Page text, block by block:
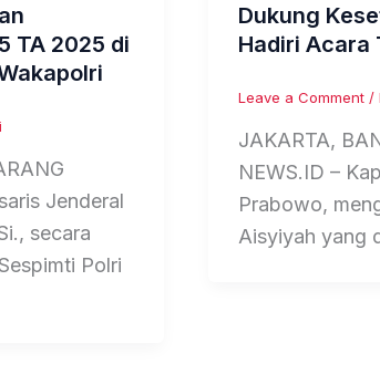
TA 2025 di
Jenderal
secara
Polri
Dukung
Hadiri Acara
Leave a Comment /
JAKARTA,
NEWS.ID –
Prabowo,
Aisyiyah yang